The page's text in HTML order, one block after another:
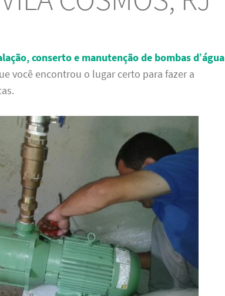
conserto e manutenção de bombas d’água
você encontrou o lugar certo para fazer a